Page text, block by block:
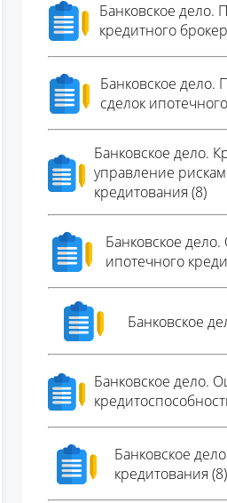
Банковское дело.
кредитного
Банковское дело.
сделок
Банковское дело.
управление
кредитования (8)
Банковское
ипотечного
Банковское
Банковское дело.
Банковское
кредитования (8)